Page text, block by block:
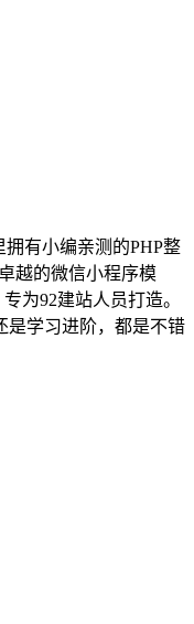
有小编亲测的PHP整
越的微信小程序模
为92建站人员打造。
是学习进阶，都是不错